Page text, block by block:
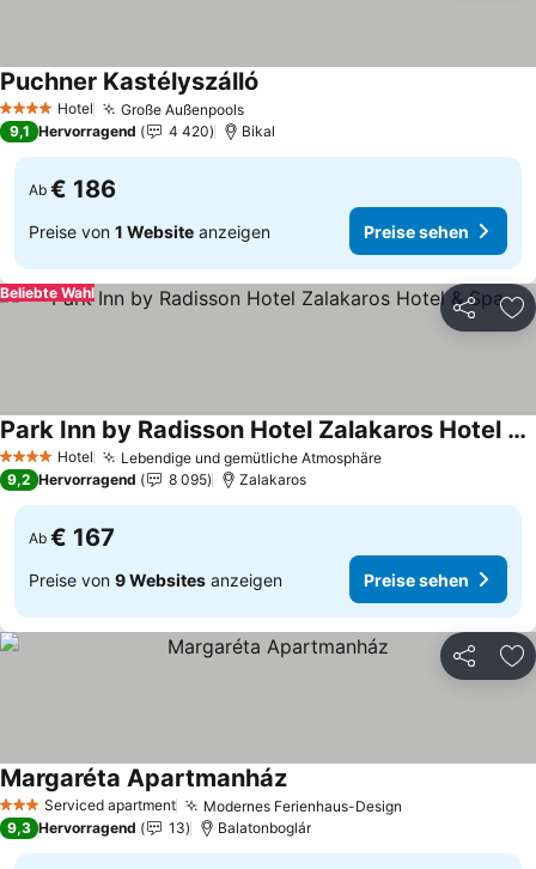
4 Sterne Hotel Große AußenpoolsPreise sehen
Puchner Kastélyszálló
9,1 Hervorragend 4 420 Bikal
Ab € 186
Preise von 1 Website anzeigen Preise sehen
Teilen
Beliebte Wahl
4 Sterne Hotel Lebendige und gemütliche AtmosphärePreise sehen
Park Inn by Radisson Hotel Zalakaros Hotel & Spa
Preise sehen
9,2 Hervorragend 8 095 Zalakaros
Ab € 167
Preise von 9 Websites anzeigen Preise sehen
Teilen
3 SterneServiced apartment Modernes Ferienhaus-Design
Margaréta ApartmanházPreise sehen
9,3 Hervorragend 13 Balatonboglár